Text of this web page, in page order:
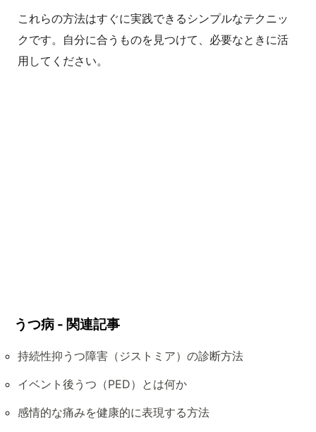
これらの方法はすぐに実践できるシンプルなテクニッ
クです。自分に合うものを見つけて、必要なときに活
用してください。
うつ病 - 関連記事
持続性抑うつ障害（ジストミア）の診断方法
イベント後うつ（PED）とは何か
感情的な痛みを健康的に表現する方法